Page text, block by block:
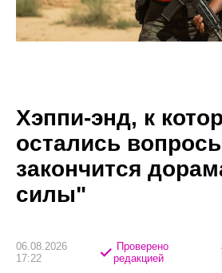
Хэппи-энд, к
остались
закончится
силы"
06.08.2026
17:22
Проверено
редакцией